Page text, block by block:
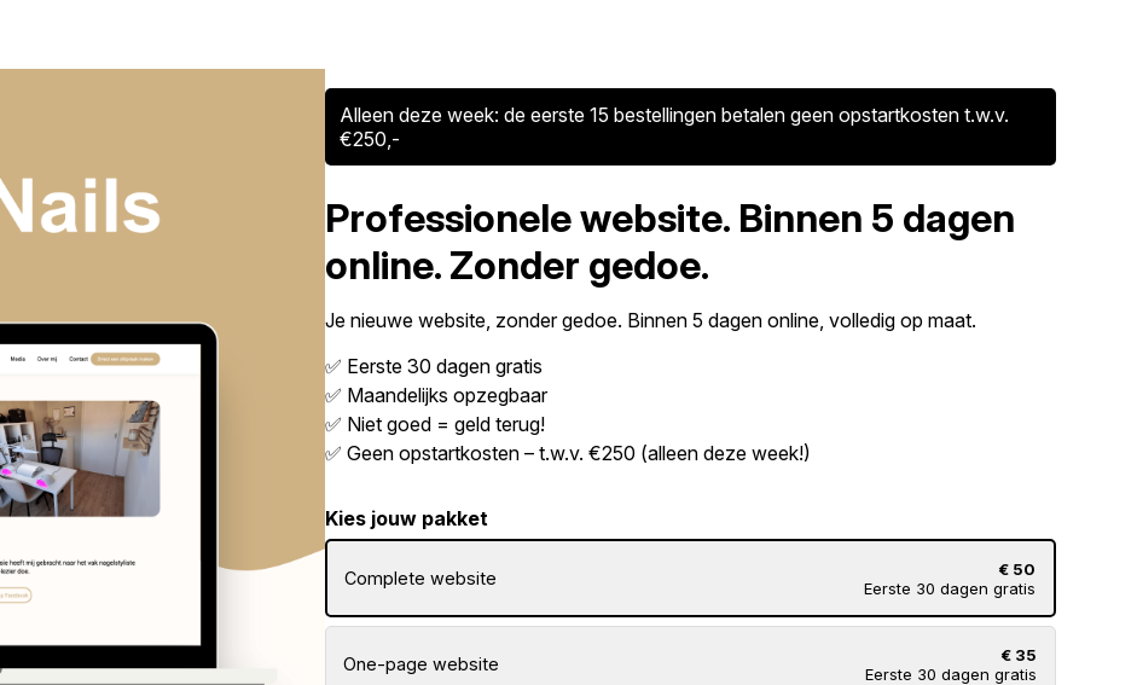
Alleen deze week: de eerste 15 bestellingen betalen geen opstartkosten t.w.v.
€250,-
Professionele website. Binnen 5 dagen
online. Zonder gedoe.
Je nieuwe website, zonder gedoe. Binnen 5 dagen online, volledig op maat.
✅ Eerste 30 dagen gratis
✅ Maandelijks opzegbaar
✅ Niet goed = geld terug!
✅ Geen opstartkosten – t.w.v. €250 (alleen deze week!)
Kies jouw pakket
Complete website
€ 50
Eerste 30 dagen gratis
One-page website
€ 35
Eerste 30 dagen gratis